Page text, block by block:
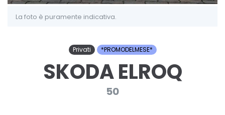
La foto è puramente indicativa.
Privati *PROMODELMESE*
SKODA ELROQ
50